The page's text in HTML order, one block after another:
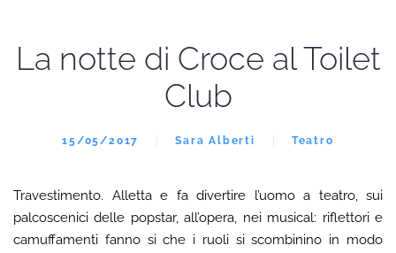
La notte di Croce al Toilet
Club
15/05/2017 Sara Alberti Teatro
Travestimento. Alletta e fa divertire l’uomo a teatro, sui
palcoscenici delle popstar, all’opera, nei musical: riflettori e
camuffamenti fanno si che i ruoli si scombinino in modo